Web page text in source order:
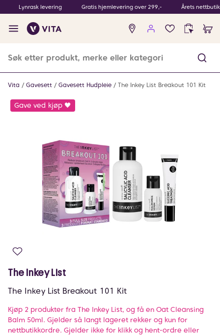
Lynrask levering Gratis hjemlevering over 299,- Årets
Ingen
produkter
Vita Gavesett Gavesett Hudpleie The Inkey List Breakout 101 Kit
Gave ved kjøp 🖤
The Inkey List
The Inkey List Breakout 101 Kit
Kjøp 2 produkter fra The Inkey List, og få en Oat Cleansing
Balm 50ml. Gjelder så langt lageret rekker og kun for
nettbutikkordre. Gjelder ikke for klikk og hent-ordre eller